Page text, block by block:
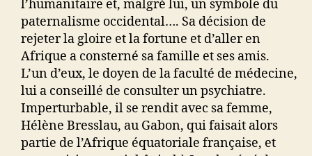
l’humanitaire et, malgré́ lui, un symbole du
paternalisme occidental…. Sa décision de
rejeter la gloire et la fortune et d’aller en
Afrique a consterné sa famille et ses amis.
L’un d’eux, le doyen de la faculté de médecine,
lui a conseillé de consulter un psychiatre.
Imperturbable, il se rendit avec sa femme,
Hélène Bresslau, au Gabon, qui faisait alors
partie de l’Afrique équatoriale française, et